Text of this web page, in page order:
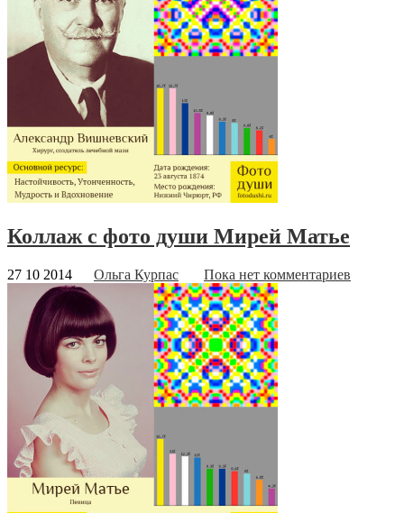
Коллаж с фото души Мирей Матье
27 10 2014 Ольга Курпас Пока нет комментариев